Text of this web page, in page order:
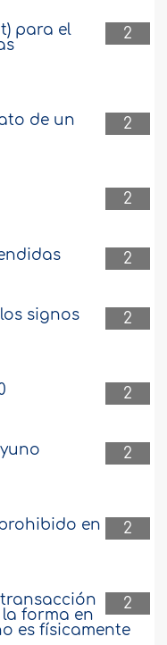
2
para el
2
de un
2
2
2
signos
2
2
2
en
2
forma en
es físicamente